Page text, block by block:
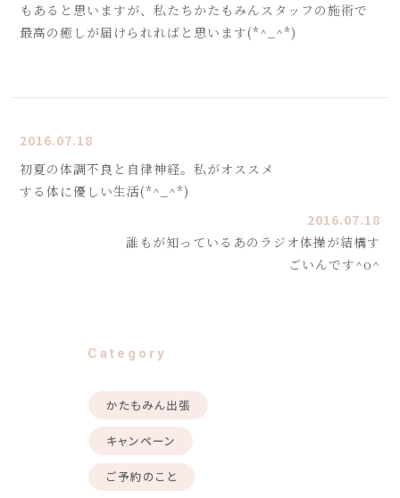
もあると思いますが、私たちかたもみんスタッフの施術で
最高の癒しが届けられればと思います(*^_^*)
2016.07.18
初夏の体調不良と自律神経。私がオススメ
する体に優しい生活(*^_^*)
2016.07.18
誰もが知っているあのラジオ体操が結構す
ごいんです^o^
Category
かたもみん出張
キャンペーン
ご予約のこと